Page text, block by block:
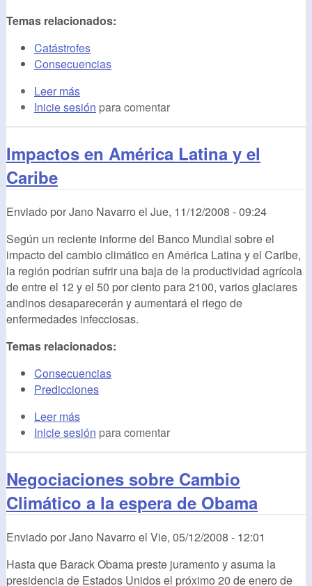
Temas relacionados:
Catástrofes
Consecuencias
Leer más
Inicie sesión para comentar
Impactos en América Latina y el
Caribe
Enviado porJano Navarro el Jue, 11/12/2008 - 09:24
Según un reciente informe del Banco Mundial sobre el
impacto del cambio climático en América Latina y el Caribe,
la región podrían sufrir una baja de la productividad agrícola
de entre el 12 y el 50 por ciento para 2100, varios glaciares
andinos desaparecerán y aumentará el riego de
enfermedades infecciosas.
Temas relacionados:
Consecuencias
Predicciones
Leer más
Inicie sesión para comentar
Negociaciones sobre Cambio
Climático a la espera de Obama
Enviado porJano Navarro el Vie, 05/12/2008 - 12:01
Hasta que Barack Obama preste juramento y asuma la
presidencia de Estados Unidos el próximo 20 de enero de